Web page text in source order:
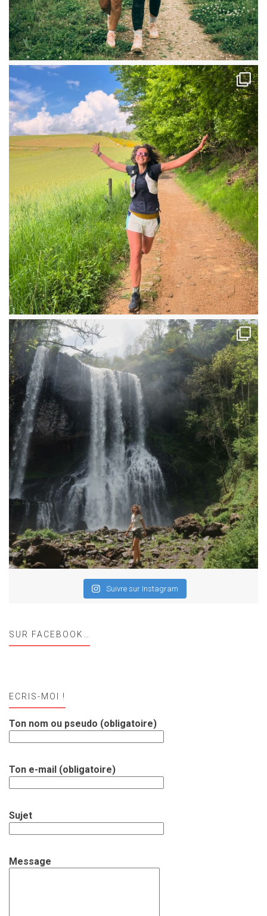
Suivre sur Instagram
SUR FACEBOOK…
ECRIS-MOI !
Ton nom ou pseudo (obligatoire)
Ton e-mail (obligatoire)
Sujet
Message